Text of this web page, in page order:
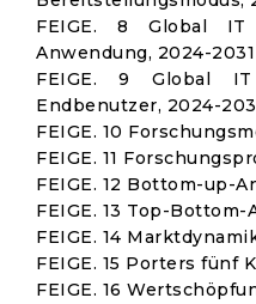
FEIGE. 8 Global IT
Anwendung, 2024-
FEIGE. 9 Global
Endbenutzer, 2024-
FEIGE. 10
FEIGE. 11
FEIGE. 12 Bottom-up-
FEIGE. 13 Top-Bottom-
FEIGE. 14
FEIGE. 15 Porters fünf
FEIGE. 16